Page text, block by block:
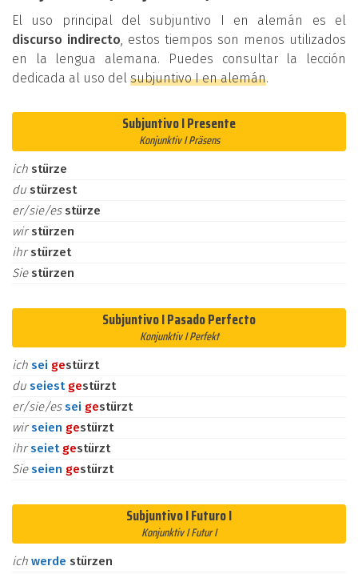
El uso principal del subjuntivo I en alemán es el
discurso indirecto, estos tiempos son menos utilizados
en la lengua alemana. Puedes consultar la lección
dedicada al uso del subjuntivo I en alemán.
Subjuntivo I Presente
Konjunktiv I Präsens
ich stürze
du stürzest
er/sie/es stürze
wirstürzen
ihrstürzet
Sie stürzen
Subjuntivo I Pasado Perfecto
Konjunktiv I Perfekt
ich sei gestürzt
du seiest gestürzt
er/sie/essei gestürzt
wirseien gestürzt
ihrseiet gestürzt
Sieseien gestürzt
Subjuntivo I Futuro I
Konjunktiv I Futur I
ich werde stürzen